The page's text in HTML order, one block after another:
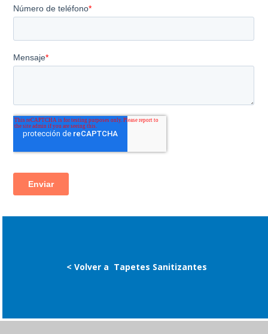
< Volver a Tapetes Sanitizantes